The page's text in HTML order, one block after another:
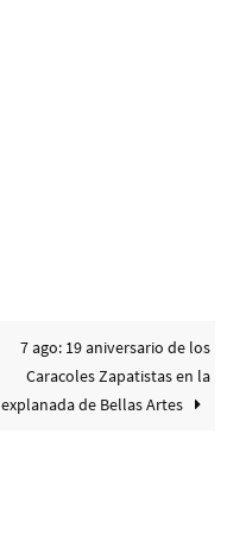
7 ago: 19 aniversario de los
Caracoles Zapatistas en la
explanada de Bellas Artes